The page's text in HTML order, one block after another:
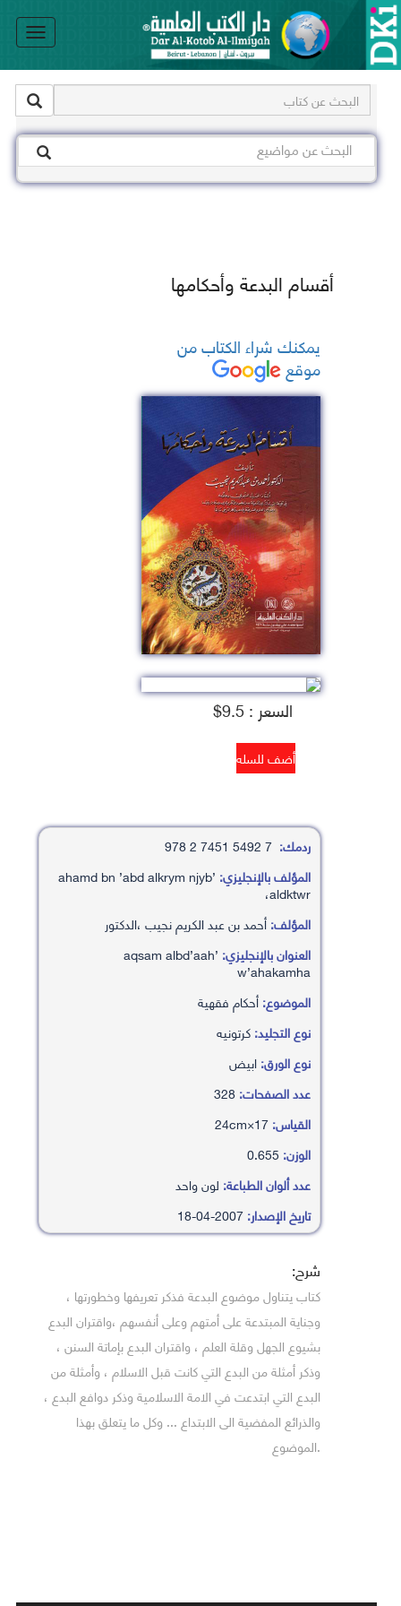
أقسام البدعة وأحكامها
يمكنك شراء الكتاب من
موقع
السعر : 9.5$
ردمك:
المؤلف بالإنجليزي: ’ahamd bn ’abd alkrym njyb
،aldktwr
المؤلف:أحمد بن عبد الكريم نجيب ،الدكتور
العنوان بالإنجليزي: ’aqsam albd’aah
w’ahakamha
الموضوع:أحكام فقهية
نوع التجليد:كرتونيه
نوع الورق:ابيض
عدد الصفحات:
القياس:
الوزن:
عدد ألوان الطباعة: لون واحد
تاريخ الإصدار:
شرح:
كتاب يتناول موضوع البدعة فذكر تعريفها وخطورتها ،
وجناية المبتدعة على أمتهم وعلى أنفسهم ،واقتران البدع
بشيوع الجهل وقلة العلم ، واقتران البدع بإماتة السنن ،
وذكر أمثلة من البدع التي كانت قبل الاسلام ، وأمثلة من
البدع التي ابتدعت في الامة الاسلامية وذكر دوافع البدع ،
والذرائع المفضية الى الابتداع ... وكل ما يتعلق بهذا
.الموضوع